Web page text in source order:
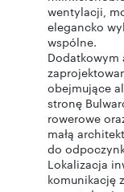
wentylacji,
elegancko
wspólne.
Dodatkowym
obejmujące
stronę
rowerowe
małą
do
Lokalizacja
komunikację